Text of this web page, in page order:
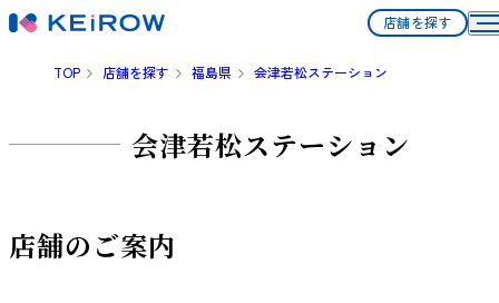
店舗を探す
TOP 店舗を探す 福島県 会津若松ステーション
会津若松ステーション
店舗のご案内